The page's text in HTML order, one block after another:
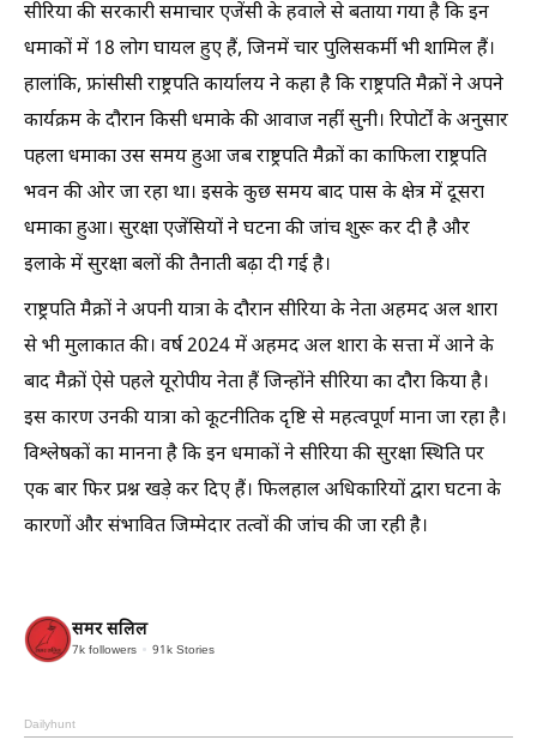
सीरिया की सरकारी समाचार एजेंसी के हवाले से बताया गया है कि इन
धमाकों में 18 लोग घायल हुए हैं, जिनमें चार पुलिसकर्मी भी शामिल हैं।
हालांकि, फ्रांसीसी राष्ट्रपति कार्यालय ने कहा है कि राष्ट्रपति मैक्रों ने अपने
कार्यक्रम के दौरान किसी धमाके की आवाज नहीं सुनी। रिपोर्टों के अनुसार
पहला धमाका उस समय हुआ जब राष्ट्रपति मैक्रों का काफिला राष्ट्रपति
भवन की ओर जा रहा था। इसके कुछ समय बाद पास के क्षेत्र में दूसरा
धमाका हुआ। सुरक्षा एजेंसियों ने घटना की जांच शुरू कर दी है और
इलाके में सुरक्षा बलों की तैनाती बढ़ा दी गई है।
राष्ट्रपति मैक्रों ने अपनी यात्रा के दौरान सीरिया के नेता अहमद अल शारा
से भी मुलाकात की। वर्ष 2024 में अहमद अल शारा के सत्ता में आने के
बाद मैक्रों ऐसे पहले यूरोपीय नेता हैं जिन्होंने सीरिया का दौरा किया है।
इस कारण उनकी यात्रा को कूटनीतिक दृष्टि से महत्वपूर्ण माना जा रहा है।
विश्लेषकों का मानना है कि इन धमाकों ने सीरिया की सुरक्षा स्थिति पर
एक बार फिर प्रश्न खड़े कर दिए हैं। फिलहाल अधिकारियों द्वारा घटना के
कारणों और संभावित जिम्मेदार तत्वों की जांच की जा रही है।
समर सलिल
7k followers 91k Stories
Dailyhunt